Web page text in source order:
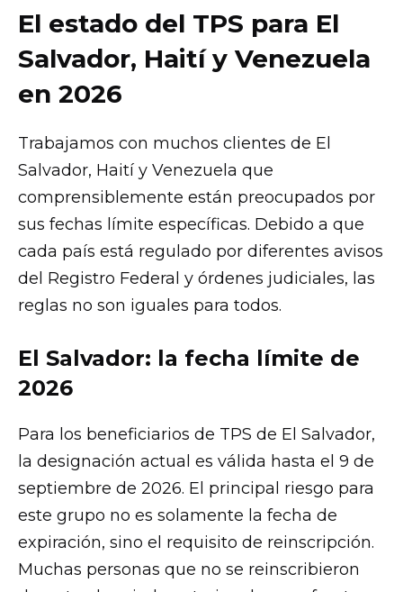
El estado del TPS para El
Salvador, Haití y Venezuela
en 2026
Trabajamos con muchos clientes de El
Salvador, Haití y Venezuela que
comprensiblemente están preocupados por
sus fechas límite específicas. Debido a que
cada país está regulado por diferentes avisos
del Registro Federal y órdenes judiciales, las
reglas no son iguales para todos.
El Salvador: la fecha límite de
2026
Para los beneficiarios de TPS de El Salvador,
la designación actual es válida hasta el 9 de
septiembre de 2026. El principal riesgo para
este grupo no es solamente la fecha de
expiración, sino el requisito de reinscripción.
Muchas personas que no se reinscribieron